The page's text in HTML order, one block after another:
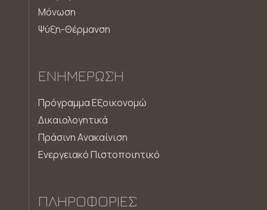
Μόνωση
Ψύξη-Θέρμανση
ΕΝΗΜΈΡΩΣΗ
Πρόγραμμα Εξοικονομώ
Δικαιολογητικά
Πράσινη Aνακαίνιση
Ενεργειακό Πιστοποιητικό
ΠΛΗΡΟΦΟΡΊΕΣ